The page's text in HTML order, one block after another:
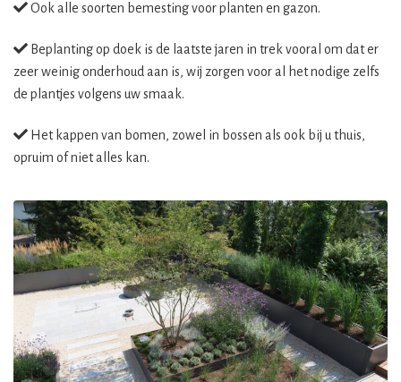
Ook alle soorten bemesting voor planten en gazon.
Beplanting op doek is de laatste jaren in trek vooral om dat er
zeer weinig onderhoud aan is, wij zorgen voor al het nodige zelfs
de plantjes volgens uw smaak.
Het kappen van bomen, zowel in bossen als ook bij u thuis,
opruim of niet alles kan.